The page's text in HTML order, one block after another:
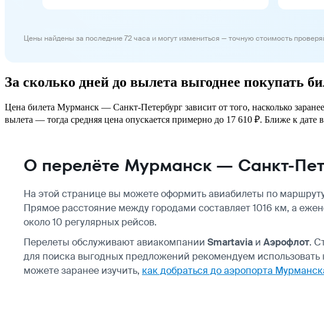
Цены найдены за последние 72 часа и могут измениться — точную стоимость
За сколько дней до вылета выгоднее покупать
Цена билета Мурманск — Санкт-Петербург зависит от того, насколько
вылета — тогда средняя цена опускается примерно до 17 610 ₽. Ближе к дате
О перелёте Мурманск — Санкт-
На этой странице вы можете оформить авиабилеты по
Прямое расстояние между городами составляет 1016 км, а
около 10 регулярных рейсов.
Перелеты обслуживают авиакомпании Smartavia и Аэрофлот.
для поиска выгодных предложений рекомендуем использовать
можете заранее изучить, как добраться до аэропорта